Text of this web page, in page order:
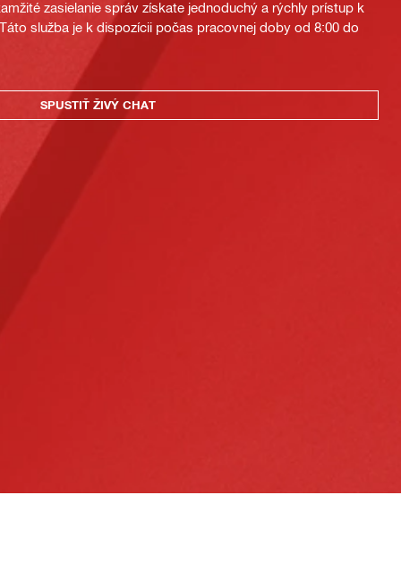
zasielanie správ získate jednoduchý a rýchly prístup k
služba je k dispozícii počas pracovnej doby od 8:00 do
SPUSTIŤ ŽIVÝ CHAT